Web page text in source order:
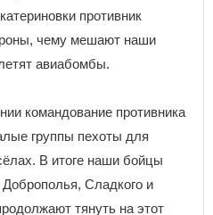
противник
чему мешают наши
авиабомбы.
командование противника
группы пехоты для
В итоге наши бойцы
Сладкого и
тянуть на этот